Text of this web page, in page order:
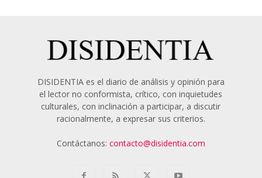
DISIDENTIA es el diario de análisis y opinión para
el lector no conformista, crítico, con inquietudes
culturales, con inclinación a participar, a discutir
racionalmente, a expresar sus criterios.
Contáctanos: contacto@disidentia.com